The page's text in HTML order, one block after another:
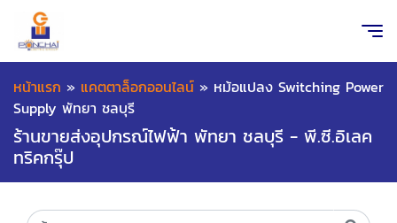
หน้าแรก » แคตตาล็อกออนไลน์ » หม้อแปลง Switching Power
Supply พัทยา ชลบุรี
ร้านขายส่งอุปกรณ์ไฟฟ้า พัทยา ชลบุรี - พี.ซี.อิเลค
ทริคกรุ๊ป